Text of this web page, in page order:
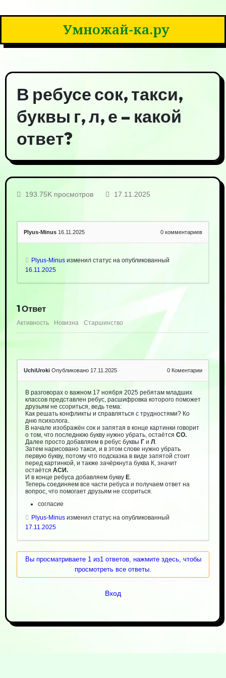
Умножай-ка.ру
В ребусе сок, такси,
буквы г, л, е – какой
ответ?
193.75K просмотров 17.11.2025
Plyus-Minus 16.11.2025 0 комментариев
Plyus-Minusизменил статус на опубликованный
16.11.2025
1Ответ
Активность Новизна Старшинство
UchiUroki Опубликовано 17.11.2025 0 Коментарии
В разговорах о важном 17 ноября 2025 ребятам младших
классов представлен ребус, расшифровка которого поможет
друзьям не ссориться, ведь тема:
Как решать конфликты и справляться с трудностями? Ко
дню психолога.
В начале изображён сок и запятая в конце картинки говорит
о том, что последнюю букву нужно убрать, остаётся СО.
Далее просто добавляем в ребус буквы Ги Л .
Затем нарисовано такси, и в этом слове нужно убрать
первую букву, потому что подсказка в виде запятой стоит
перед картинкой, и также зачёркнута буква К, значит
остаётся АСИ.
И в конце ребуса добавляем буквуЕ.
Теперь соединяем все части ребуса и получаем ответ на
вопрос, что помогает друзьям не ссориться.
согласие
Plyus-Minusизменил статус на опубликованный
17.11.2025
Вы просматриваете 1 из1 ответов, нажмите здесь, чтобы
просмотреть все ответы.
Вход